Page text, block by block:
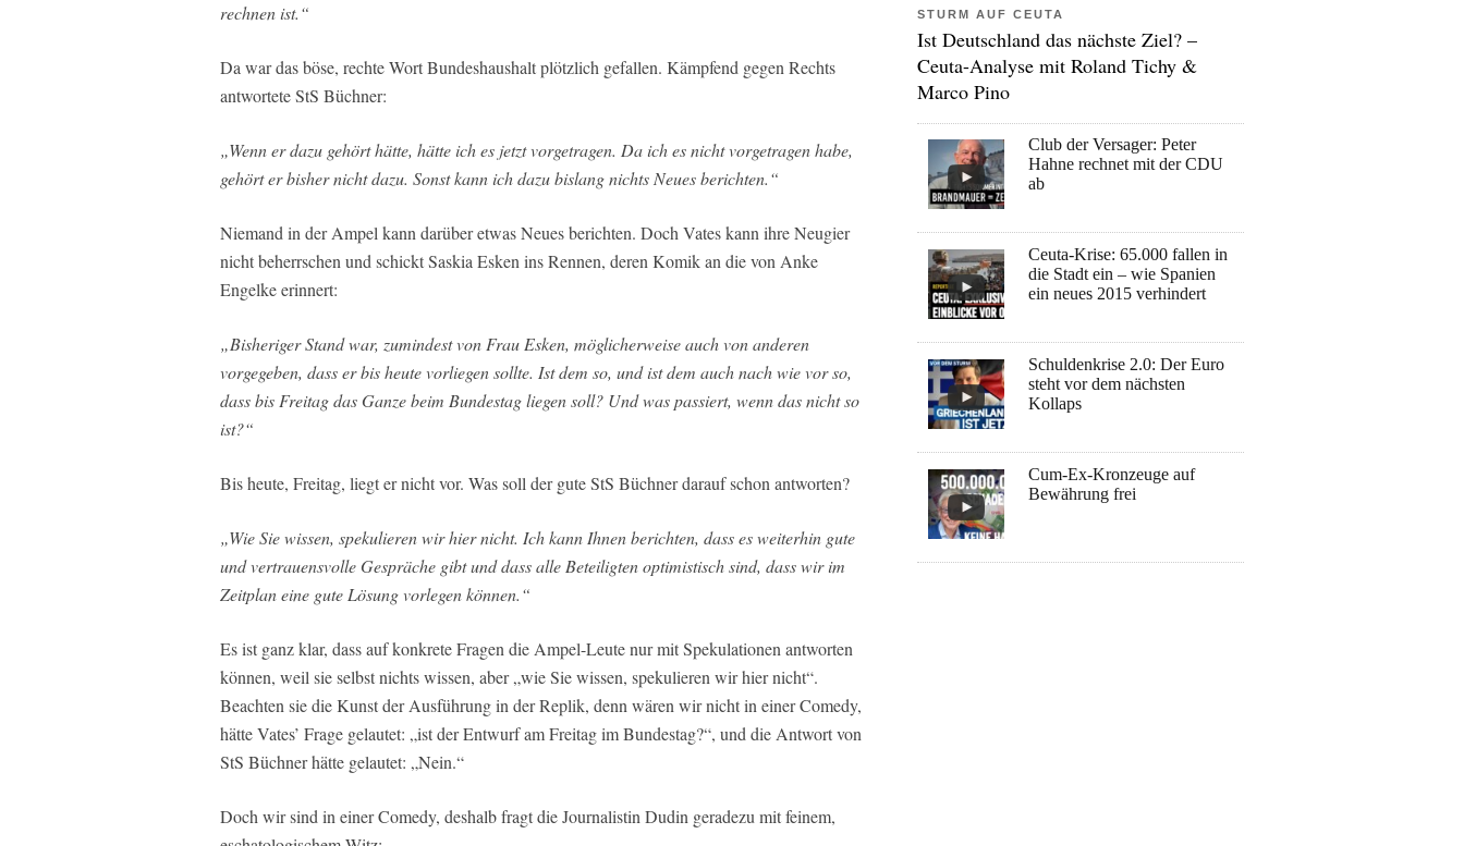
rechnen ist.“
Da war das böse, rechte Wort Bundeshaushalt plötzlich gefallen. Kämpfend gegen Rechts
antwortete StS Büchner:
„Wenn er dazu gehört hätte, hätte ich es jetzt vorgetragen. Da ich es nicht vorgetragen habe,
gehört er bisher nicht dazu. Sonst kann ich dazu bislang nichts Neues berichten.“
Niemand in der Ampel kann darüber etwas Neues berichten. Doch Vates kann ihre Neugier
nicht beherrschen und schickt Saskia Esken ins Rennen, deren Komik an die von Anke
Engelke erinnert:
„Bisheriger Stand war, zumindest von Frau Esken, möglicherweise auch von anderen
vorgegeben, dass er bis heute vorliegen sollte. Ist dem so, und ist dem auch nach wie vor so,
dass bis Freitag das Ganze beim Bundestag liegen soll? Und was passiert, wenn das nicht so
ist?“
Bis heute, Freitag, liegt er nicht vor. Was soll der gute StS Büchner darauf schon antworten?
„Wie Sie wissen, spekulieren wir hier nicht. Ich kann Ihnen berichten, dass es weiterhin gute
und vertrauensvolle Gespräche gibt und dass alle Beteiligten optimistisch sind, dass wir im
Zeitplan eine gute Lösung vorlegen können.“
Es ist ganz klar, dass auf konkrete Fragen die Ampel-Leute nur mit Spekulationen antworten
können, weil sie selbst nichts wissen, aber „wie Sie wissen, spekulieren wir hier nicht“.
Beachten sie die Kunst der Ausführung in der Replik, denn wären wir nicht in einer Comedy,
hätte Vates’ Frage gelautet: „ist der Entwurf am Freitag im Bundestag?“, und die Antwort von
StS Büchner hätte gelautet: „Nein.“
Doch wir sind in einer Comedy, deshalb fragt die Journalistin Dudin geradezu mit feinem,
STURM AUF CEUTA
Ist Deutschland das nächste Ziel? –
Ceuta-Analyse mit Roland Tichy &
Marco Pino
Club der Versager: Peter
Hahne rechnet mit der CDU
ab
Ceuta-Krise: 65.000 fallen in
die Stadt ein – wie Spanien
ein neues 2015 verhindert
Schuldenkrise 2.0: Der Euro
steht vor dem nächsten
Kollaps
Cum-Ex-Kronzeuge auf
Bewährung frei